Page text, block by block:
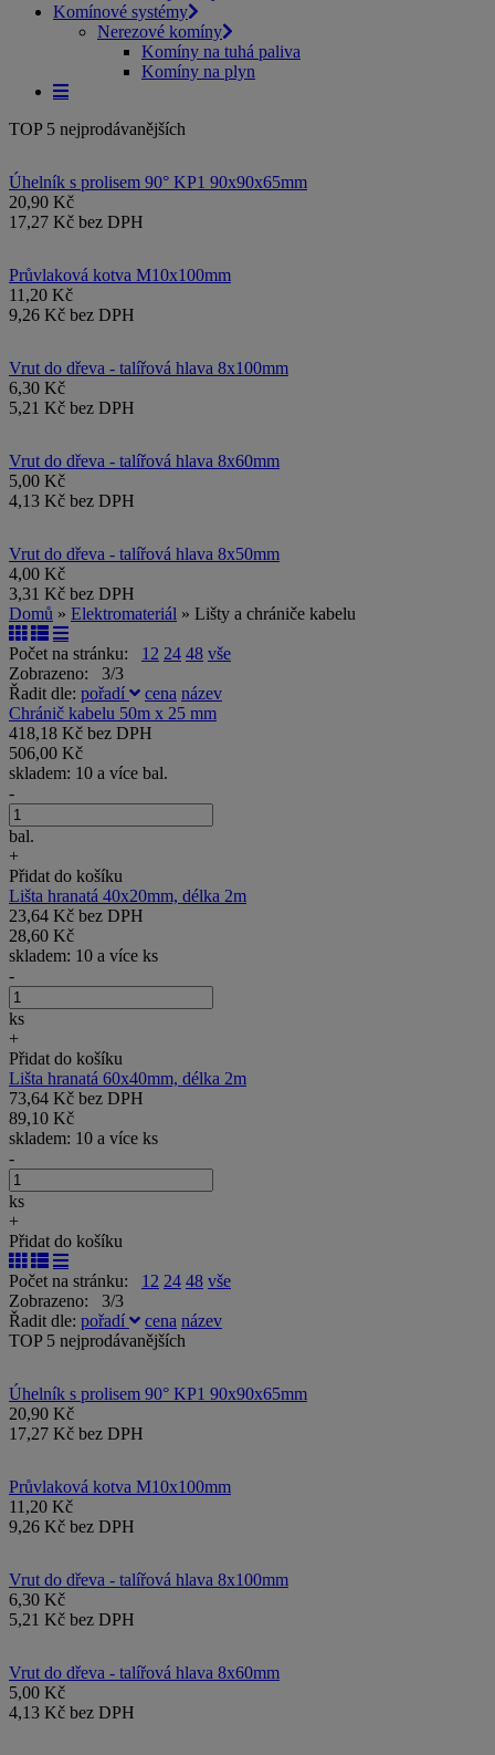
Komínové systémy
Nerezové komíny
Komíny na tuhá paliva
Komíny na plyn
TOP 5 nejprodávanějších
Úhelník s prolisem 90° KP1 90x90x65mm
20,90 Kč
17,27 Kč bez DPH
Průvlaková kotva M10x100mm
11,20 Kč
9,26 Kč bez DPH
Vrut do dřeva - talířová hlava 8x100mm
6,30 Kč
5,21 Kč bez DPH
Vrut do dřeva - talířová hlava 8x60mm
5,00 Kč
4,13 Kč bez DPH
Vrut do dřeva - talířová hlava 8x50mm
4,00 Kč
3,31 Kč bez DPH
Domů » Elektromateriál » Lišty a chrániče kabelu
Počet na stránku: 12 24 48 vše
Zobrazeno: 3/3
Řadit dle: pořadí cena název
Chránič kabelu 50m x 25 mm
418,18 Kč bez DPH
506,00 Kč
skladem: 10 a více bal.
-
bal.
+
Přidat do košíku
Lišta hranatá 40x20mm, délka 2m
23,64 Kč bez DPH
28,60 Kč
skladem: 10 a více ks
-
ks
+
Přidat do košíku
Lišta hranatá 60x40mm, délka 2m
73,64 Kč bez DPH
89,10 Kč
skladem: 10 a více ks
-
ks
+
Přidat do košíku
Počet na stránku: 12 24 48 vše
Zobrazeno: 3/3
Řadit dle: pořadí cena název
TOP 5 nejprodávanějších
Úhelník s prolisem 90° KP1 90x90x65mm
20,90 Kč
17,27 Kč bez DPH
Průvlaková kotva M10x100mm
11,20 Kč
9,26 Kč bez DPH
Vrut do dřeva - talířová hlava 8x100mm
6,30 Kč
5,21 Kč bez DPH
Vrut do dřeva - talířová hlava 8x60mm
5,00 Kč
4,13 Kč bez DPH